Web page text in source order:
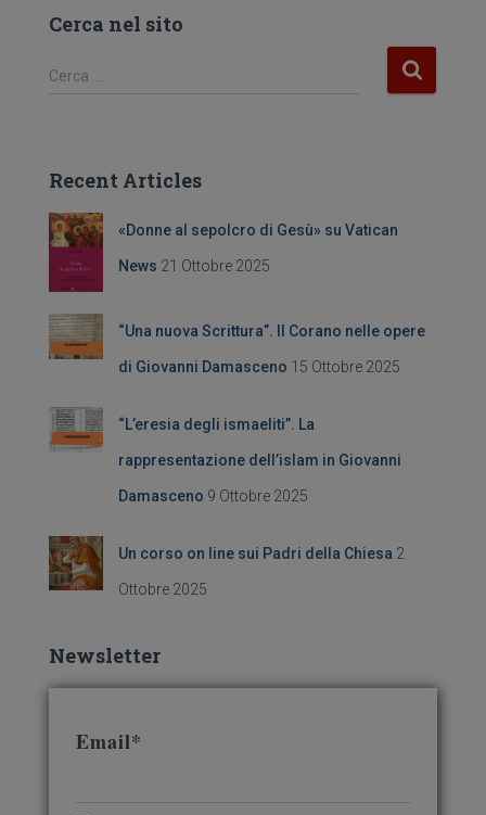
o
k
m
Cerca nel sito
R
c
a
p
Cerca …
Recent Articles
«Donne al sepolcro di Gesù» su Vatican
News 21 Ottobre 2025
“Una nuova Scrittura”. Il Corano nelle opere
di Giovanni Damasceno 15 Ottobre 2025
“L’eresia degli ismaeliti”. La
rappresentazione dell’islam in Giovanni
Damasceno 9 Ottobre 2025
Un corso on line sui Padri della Chiesa 2
Ottobre 2025
Newsletter
Email*